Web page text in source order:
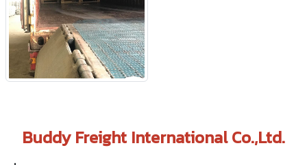
Buddy Freight International Co.,Ltd.